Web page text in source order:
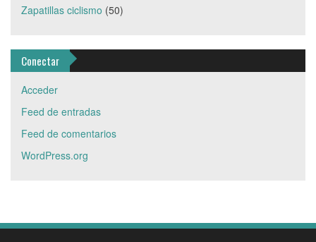
Zapatillas ciclismo (50)
Conectar
Acceder
Feed de entradas
Feed de comentarios
WordPress.org